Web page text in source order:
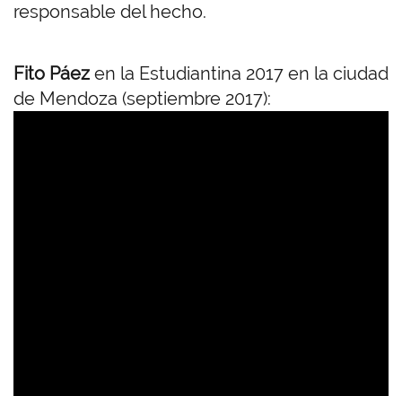
responsable del hecho.
Fito Páez en la Estudiantina 2017 en la ciudad
de Mendoza (septiembre 2017):